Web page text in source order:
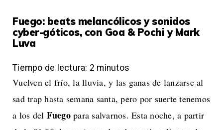
e
b
k
t
t
t
s
p
Fuego: beats melancólicos y sonidos
cyber-góticos, con Goa & Pochi y Mark
Luva
Tiempo de lectura: 2 minutos
Vuelven el frío, la lluvia, y las ganas de lanzarse al
sad trap hasta semana santa, pero por suerte tenemos
a los del Fuegopara salvarnos. Esta noche, a partir